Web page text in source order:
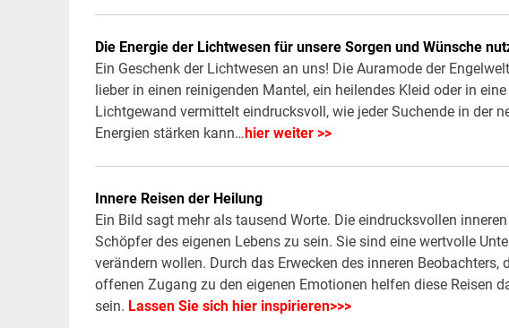
Die Energie der Lichtwesen für unsere Sorgen und Wünsche
Ein Geschenk der Lichtwesen an uns! Die Auramode der
lieber in einen reinigenden Mantel, ein heilendes Kleid oder in
Lichtgewand vermittelt eindrucksvoll, wie jeder Suchende in der
Energien stärken kann… hier weiter >>
Innere Reisen der Heilung
Ein Bild sagt mehr als tausend Worte. Die eindrucksvollen
Schöpfer des eigenen Lebens zu sein. Sie sind eine wertvolle
verändern wollen. Durch das Erwecken des inneren
offenen Zugang zu den eigenen Emotionen helfen diese Reisen
sein. Lassen Sie sich hier inspirieren>>>